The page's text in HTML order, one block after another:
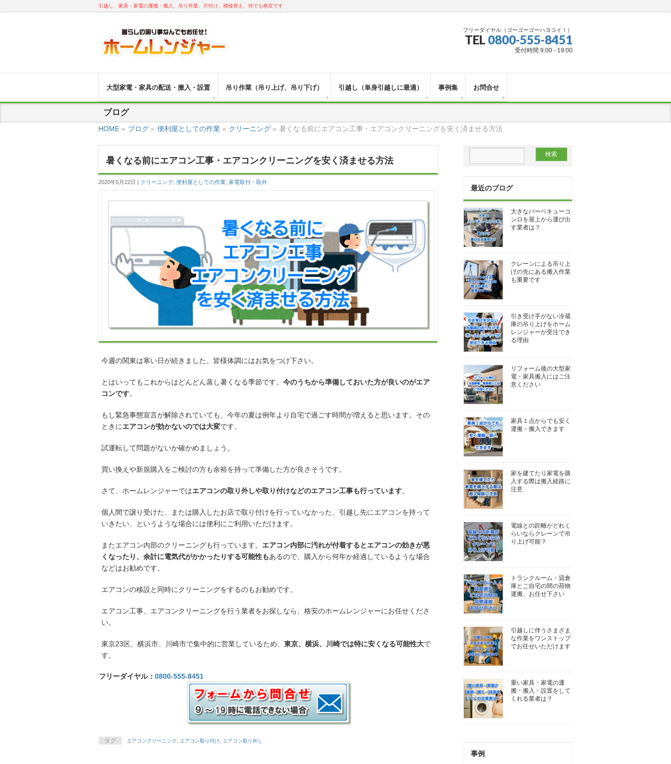
引越し、家具・家電の運搬・搬入、吊り作業、片付け、模様替え、何でも格安です
フリーダイヤル（ゴーゴーゴーハヨコイ！）
TEL 0800-555-8451
受付時間 9:00 - 19:00
大型家電・家具の配送・搬入・設置 吊り作業（吊り上げ、吊り下げ） 引越し（単身引越しに最適） 事例集 お問合せ
ブログ
HOME » ブログ » 便利屋としての作業 » クリーニング » 暑くなる前にエアコン工事・エアコンクリーニングを安く済ませる方法
暑くなる前にエアコン工事・エアコンクリーニングを安く済ませる方法
2020年5月22日 クリーニング 便利屋としての作業 家電取付・取外
今週の関東は寒い日が続きました。皆様体調にはお気をつけ下さい。
とはいってもこれからはどんどん蒸し暑くなる季節です。 今のうちから準備しておいた方が良いのがエア
コンです。
もし緊急事態宣言が解除されていても、今年の夏は例年より自宅で過ごす時間が増えると思います。その
ときにエアコンが効かないのでは大変です。
試運転して問題がないか確かめましょう。
買い換えや新規購入をご検討の方も余裕を持って準備した方が良さそうです。
さて、ホームレンジャーではエアコンの取り外しや取り付けなどのエアコン工事も行っています。
個人間で譲り受けた、または購入したお店で取り付けを行っていなかった、引越し先にエアコンを持って
いきたい、というような場合には便利にご利用いただけます。
またエアコン内部のクリーニングも行っています。 エアコン内部に汚れが付着するとエアコンの効きが悪
くなったり、余計に電気代がかかったりする可能性もあるので、購入から何年か経過しているような場合
などはお勧めです。
エアコンの移設と同時にクリーニングをするのもお勧めです。
エアコン工事、エアコンクリーニングを行う業者をお探しなら、格安のホームレンジャーにお任せくださ
い。
東京23区、横浜市、川崎市で集中的に営業しているため、 東京、横浜、川崎では特に安くなる可能性大で
す。
フリーダイヤル： 0800-555-8451
タグ エアコンクリーニング, エアコン取り付け, エアコン取り外し
最近のブログ
大きなバーベキューコ
ンロを屋上から運び出
す業者は？
クレーンによる吊り上
げの先にある搬入作業
も重要です
引き受け手がない冷蔵
庫の吊り上げをホーム
レンジャーが受注でき
る理由
リフォーム後の大型家
電・家具搬入にはご注
意ください
家具１点からでも安く
運搬・搬入できます
家を建てたり家電を購
入する際は搬入経路に
注意
電線との距離がどれく
らいならクレーンで吊
り上げ可能？
トランクルーム・貸倉
庫とご自宅の間の荷物
運搬、お任せ下さい
引越しに伴うさまざま
な作業をワンストップ
でお任せいただけます
重い家具・家電の運
搬・搬入・設置をして
くれる業者は？
事例